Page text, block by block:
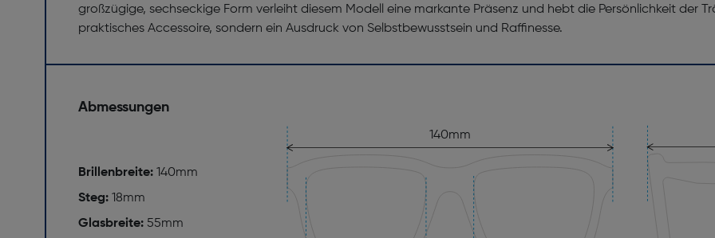
großzügige, sechseckige Form verleiht diesem Modell eine markante Präsenz und hebt die Persönlichkeit der
praktisches Accessoire, sondern ein Ausdruck von Selbstbewusstsein und Raffinesse.
Abmessungen
Brillenbreite: 140mm
Steg: 18mm
Glasbreite: 55mm
140mm